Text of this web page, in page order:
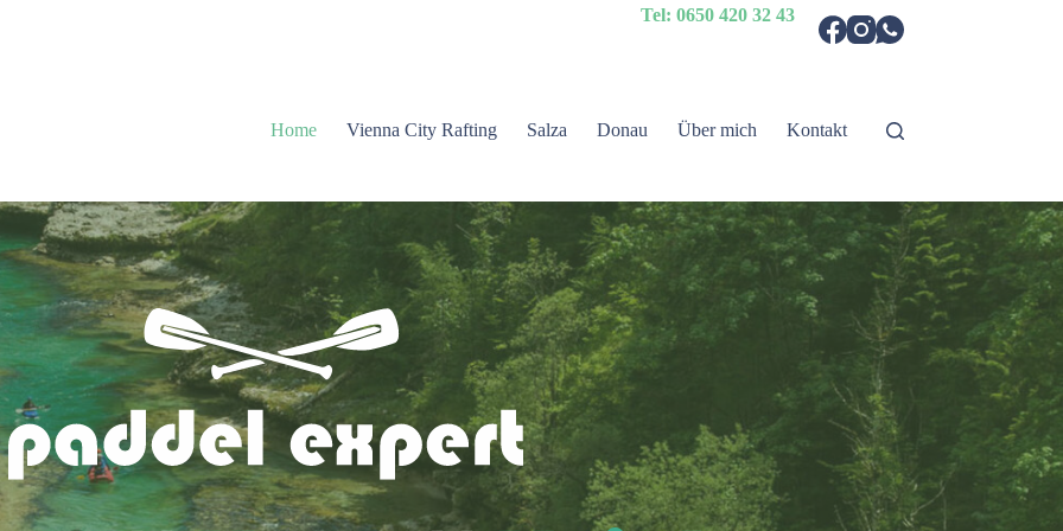
Tel: 0650 420 32 43
Home Vienna City Rafting Salza Donau Über mich Kontakt